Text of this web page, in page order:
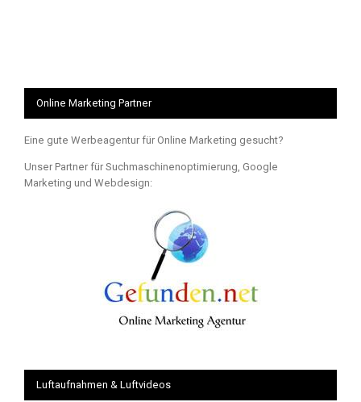
Online Marketing Partner
Eine gute Werbeagentur für Online Marketing gesucht?
Unser Partner für Suchmaschinenoptimierung, Google
Marketing und Webdesign:
Luftaufnahmen & Luftvideos